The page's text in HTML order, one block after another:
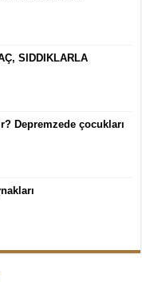
SIDDIKLARLA
Depremzede çocukları